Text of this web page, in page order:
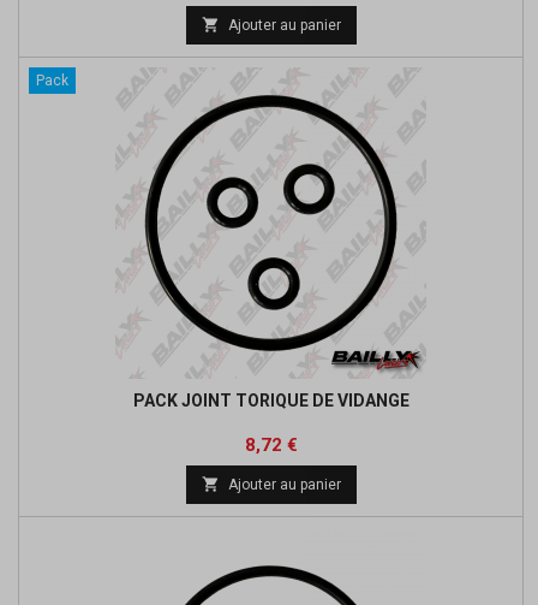
 Ajouter au panier
Pack
PACK JOINT TORIQUE DE VIDANGE
Prix
8,72 €Prix
base
 Ajouter au panier